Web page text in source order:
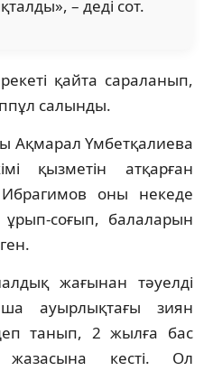
– деді сот.
қайта сараланып,
салынды.
Ақмарал Үмбетқалиева
қызметін атқарған
оны некеде
соғып, балаларын
жағынан тәуелді
ауырлықтағы зиян
деп танып, 2 жылға бас
жазасына кесті. Ол